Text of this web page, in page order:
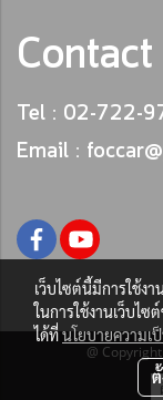
Tel : 02-722-
Email :
@
เว็บไซต์นี้มีการใช้ง
ในการใช้งานเว็บไ
ได้ที่นโยบายความเ